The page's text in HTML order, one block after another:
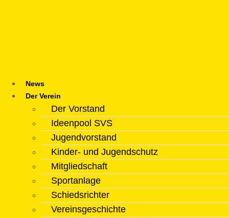
News
Der Verein
Der Vorstand
Ideenpool SVS
Jugendvorstand
Kinder- und Jugendschutz
Mitgliedschaft
Sportanlage
Schiedsrichter
Vereinsgeschichte